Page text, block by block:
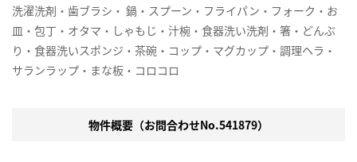
洗濯洗剤・歯ブラシ・ 鍋・スプーン・フライパン・フォーク・お
皿・包丁・オタマ・しゃもじ・汁椀・食器洗い洗剤・箸・どんぶ
り・食器洗いスポンジ・茶碗・コップ・マグカップ・調理ヘラ・
サランラップ・まな板・コロコロ
物件概要（お問合わせNo.541879）